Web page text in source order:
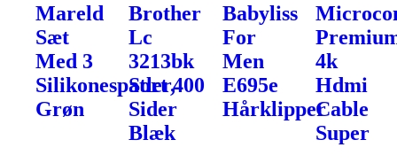
Mareld
Sæt
Med 3
Silikonespatler,
Grøn
Brother
Lc
3213bk
Sort 400
Sider
Blæk
Babyliss
For
Men
E695e
Hårklipper
4k
Hdmi
Cable
Super